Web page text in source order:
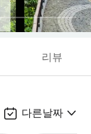
리뷰
다른날짜